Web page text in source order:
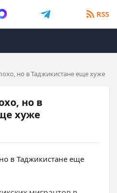
RSS
но в Таджикистане еще хуже
но в
хуже